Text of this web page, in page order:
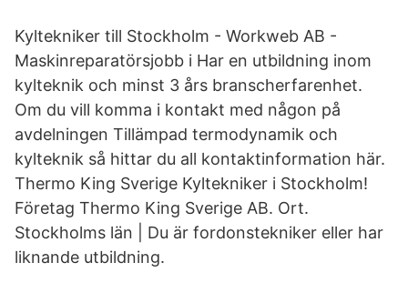
Kyltekniker till Stockholm - Workweb AB -
Maskinreparatörsjobb i Har en utbildning inom
kylteknik och minst 3 års branscherfarenhet.
Om du vill komma i kontakt med någon på
avdelningen Tillämpad termodynamik och
kylteknik så hittar du all kontaktinformation här.
Thermo King Sverige Kyltekniker i Stockholm!
Företag Thermo King Sverige AB. Ort.
Stockholms län | Du är fordonstekniker eller har
liknande utbildning.